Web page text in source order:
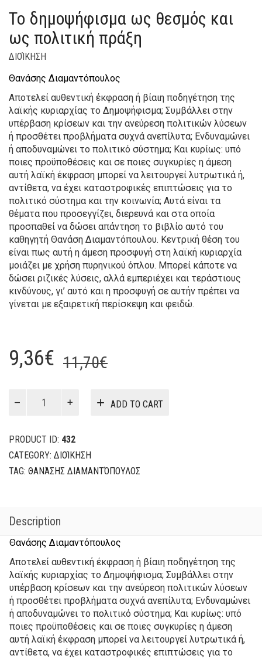
Το δημοψήφισμα ως θεσμός και
ως πολιτική πράξη
ΔΙΟΊΚΗΣΗ
Θανάσης Διαμαντόπουλος
Αποτελεί αυθεντική έκφραση ή βίαιη ποδηγέτηση της
λαϊκής κυριαρχίας το Δημοψήφισμα; Συμβάλλει στην
υπέρβαση κρίσεων και την ανεύρεση πολιτικών λύσεων
ή προσθέτει προβλήματα συχνά ανεπίλυτα; Ενδυναμώνει
ή αποδυναμώνει το πολιτικό σύστημα; Και κυρίως: υπό
ποιες προϋποθέσεις και σε ποιες συγκυρίες η άμεση
αυτή λαϊκή έκφραση μπορεί να λειτουργεί λυτρωτικά ή,
αντίθετα, να έχει καταστροφικές επιπτώσεις για το
πολιτικό σύστημα και την κοινωνία; Αυτά είναι τα
θέματα που προσεγγίζει, διερευνά και στα οποία
προσπαθεί να δώσει απάντηση το βιβλίο αυτό του
καθηγητή Θανάση Διαμαντόπουλου. Κεντρική θέση του
είναι πως αυτή η άμεση προσφυγή στη λαϊκή κυριαρχία
μοιάζει με χρήση πυρηνικού όπλου. Μπορεί κάποτε να
δώσει ριζικές λύσεις, αλλά εμπεριέχει και τεράστιους
κινδύνους, γι’ αυτό και η προσφυγή σε αυτήν πρέπει να
γίνεται με εξαιρετική περίσκεψη και φειδώ.
11,70€Original
was:
9,36€
Current
is:
δημοψήφισμα
θεσμός
και
ως
πολιτική
ADD TO CART
PRODUCT ID: 432
CATEGORY: ΔΙΟΊΚΗΣΗ
TAG: ΘΑΝΆΣΗΣ ΔΙΑΜΑΝΤΌΠΟΥΛΟΣ
Description
Θανάσης Διαμαντόπουλος
Αποτελεί αυθεντική έκφραση ή βίαιη ποδηγέτηση της
λαϊκής κυριαρχίας το Δημοψήφισμα; Συμβάλλει στην
υπέρβαση κρίσεων και την ανεύρεση πολιτικών λύσεων
ή προσθέτει προβλήματα συχνά ανεπίλυτα; Ενδυναμώνει
ή αποδυναμώνει το πολιτικό σύστημα; Και κυρίως: υπό
ποιες προϋποθέσεις και σε ποιες συγκυρίες η άμεση
αυτή λαϊκή έκφραση μπορεί να λειτουργεί λυτρωτικά ή,
αντίθετα, να έχει καταστροφικές επιπτώσεις για το